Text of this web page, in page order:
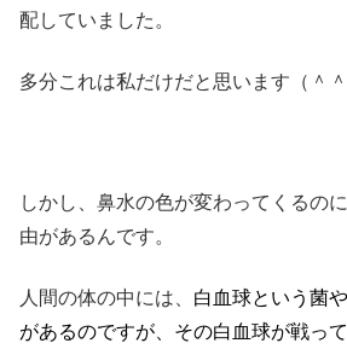
配していました。
多分これは私だけだと思います（＾＾
しかし、鼻水の色が変わってくるの
由があるんです。
人間の体の中には、 白血球という菌
があるのですが、その白血球が戦っ